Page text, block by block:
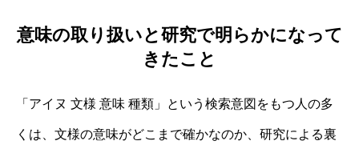
意味の取り扱いと研究で明らかになって
きたこと
「アイヌ 文様 意味 種類」という検索意図をもつ人の多
くは、文様の意味がどこまで確かなのか、研究による裏